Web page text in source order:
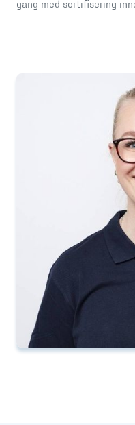
gang med sertifisering